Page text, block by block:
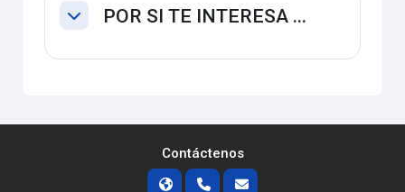
ColapsarPOR SI TE INTERESA ...
Contáctenos